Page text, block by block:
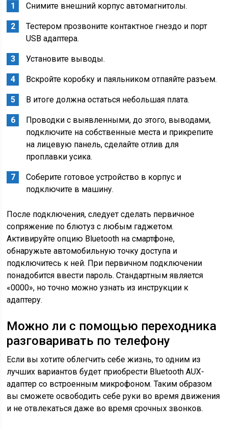
Снимите внешний корпус автомагнитолы.
Тестером прозвоните контактное гнездо и порт
USB адаптера.
Установите выводы.
Вскройте коробку и паяльником отпаяйте разъем.
В итоге должна остаться небольшая плата.
Проводки с выявленными, до этого, выводами,
подключите на собственные места и прикрепите
на лицевую панель, сделайте отлив для
проплавки усика.
Соберите готовое устройство в корпус и
подключите в машину.
После подключения, следует сделать первичное
сопряжение по блютуз с любым гаджетом.
Активируйте опцию Bluetooth на смартфоне,
обнаружьте автомобильную точку доступа и
подключитесь к ней. При первичном подключении
понадобится ввести пароль. Стандартным является
«0000», но точно можно узнать из инструкции к
адаптеру.
Можно ли с помощью переходника
разговаривать по телефону
Если вы хотите облегчить себе жизнь, то одним из
лучших вариантов будет приобрести Bluetooth AUX-
адаптер со встроенным микрофоном. Таким образом
вы сможете освободить себе руки во время движения
и не отвлекаться даже во время срочных звонков.